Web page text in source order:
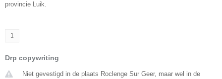
provincie Luik.
1
Drp copywriting
Niet gevestigd in de plaats Roclenge Sur Geer, maar wel in de